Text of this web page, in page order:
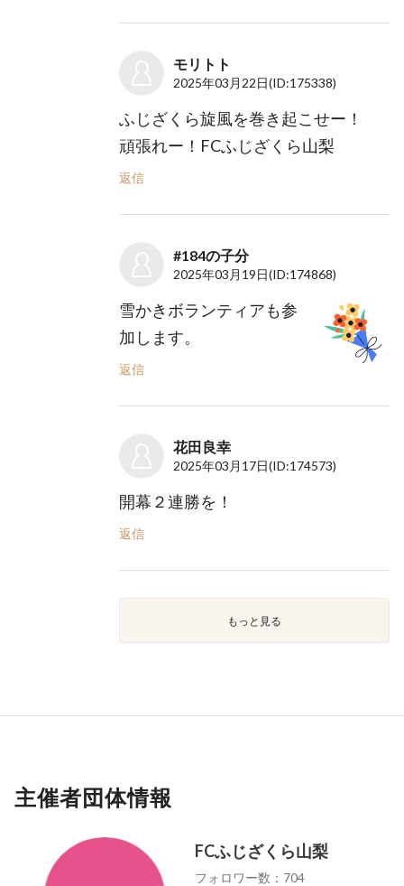
モリトト
2025年03月22日(ID:175338)
ふじざくら旋風を巻き起こせー！
頑張れー！FCふじざくら山梨
返信
#184の子分
2025年03月19日(ID:174868)
雪かきボランティアも参
加します。
返信
花田良幸
2025年03月17日(ID:174573)
開幕２連勝を！
返信
もっと見る
主催者団体情報
FCふじざくら山梨
フォロワー数：704